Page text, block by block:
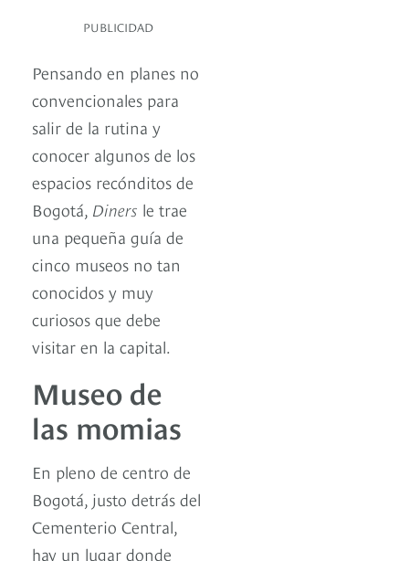
PUBLICIDAD
Pensando en planes no
convencionales para
salir de la rutina y
conocer algunos de los
espacios recónditos de
Bogotá, Diners le trae
una pequeña guía de
cinco museos no tan
conocidos y muy
curiosos que debe
visitar en la capital.
Museo de
las momias
En pleno de centro de
Bogotá, justo detrás del
Cementerio Central,
hay un lugar donde